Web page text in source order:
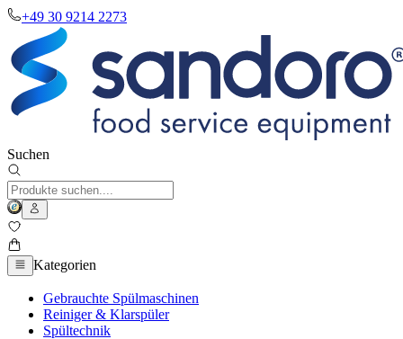
+49 30 9214 2273
Suchen
Kategorien
Gebrauchte Spülmaschinen
Reiniger & Klarspüler
Spültechnik